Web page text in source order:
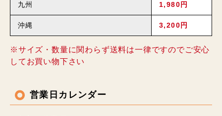
九州 1,980円
沖縄 3,200円
※サイズ・数量に関わらず送料は一律ですのでご安心
してお買い物下さい
営業日カレンダー